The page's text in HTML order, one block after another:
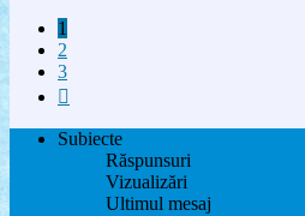
1
2
3
Subiecte
Răspunsuri
Vizualizări
Ultimul mesaj